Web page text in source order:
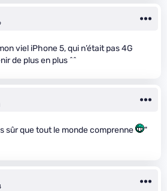
viel iPhone 5, qui n’était pas 4G
de plus en plus ^^
sûr que tout le monde comprenne
"